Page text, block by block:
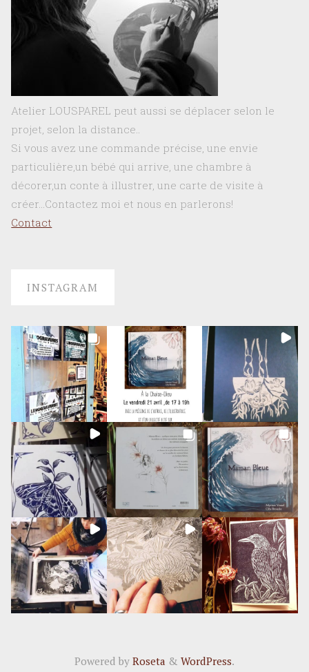
Atelier LOUSPAREL peut aussi se déplacer selon le
projet, selon la distance..
Si vous avez une commande précise, une envie
particulière,un bébé qui arrive, une chambre à
décorer,un conte à illustrer, une carte de visite à
créer…Contactez moi et nous en parlerons!
Contact
INSTAGRAM
Powered by Roseta & WordPress.